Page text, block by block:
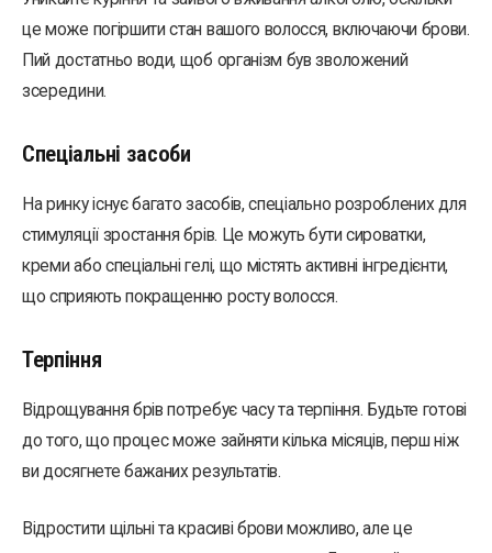
це може погіршити стан вашого волосся, включаючи брови.
Пий достатньо води, щоб організм був зволожений
зсередини.
Спеціальні засоби
На ринку існує багато засобів, спеціально розроблених для
стимуляції зростання брів. Це можуть бути сироватки,
креми або спеціальні гелі, що містять активні інгредієнти,
що сприяють покращенню росту волосся.
Терпіння
Відрощування брів потребує часу та терпіння. Будьте готові
до того, що процес може зайняти кілька місяців, перш ніж
ви досягнете бажаних результатів.
Відростити щільні та красиві брови можливо, але це